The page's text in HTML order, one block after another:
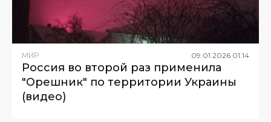
МИР 09 01 2026 01:14
Россия во второй раз применила
"Орешник" по территории Украины
(видео)